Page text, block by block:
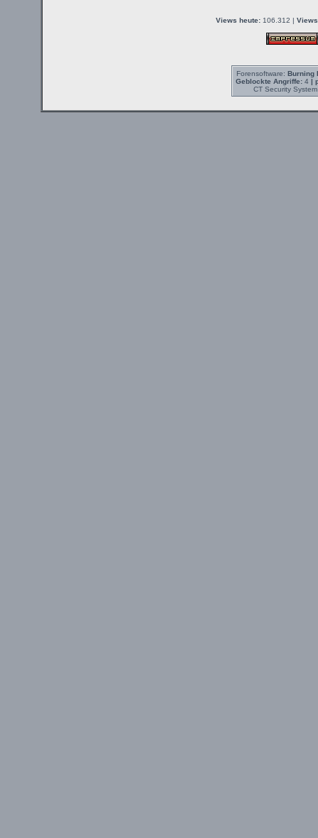
Views heute: 106.312 |
Forensoftware: Burning
Geblockte Angriffe:4 |
CT Security